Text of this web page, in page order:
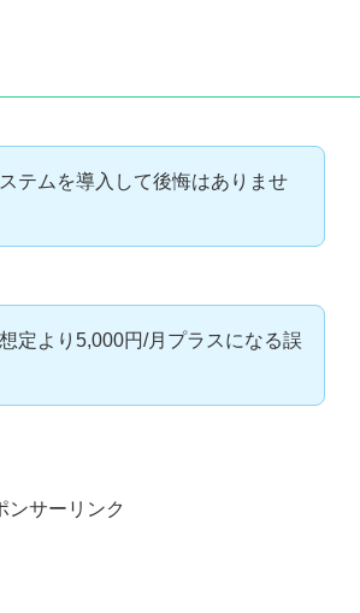
テムを導入して後悔はありませ
定より5,000円/月プラスになる誤
ンサーリンク